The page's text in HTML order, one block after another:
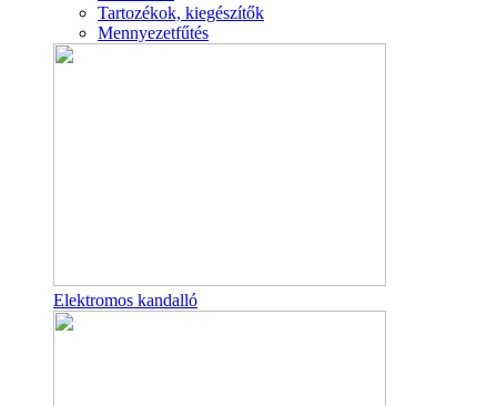
Tartozékok, kiegészítők
Mennyezetfűtés
Elektromos kandalló